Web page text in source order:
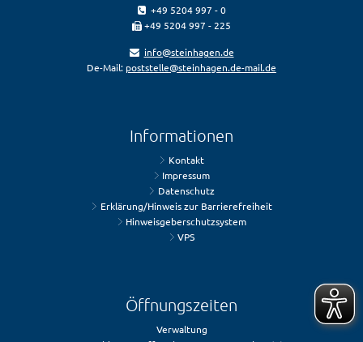
+49 5204 997 - 0
+49 5204 997 - 225
info@steinhagen.de
De-Mail: poststelle@steinhagen.de-mail.de
Informationen
Kontakt
Impressum
Datenschutz
Erklärung/Hinweis zur Barrierefreiheit
Hinweisgeberschutzsystem
VPS
Öffnungszeiten
Verwaltung